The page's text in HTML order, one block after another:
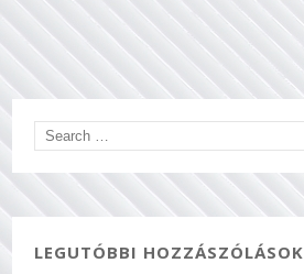
LEGUTÓBBI HOZZÁSZÓLÁSOK